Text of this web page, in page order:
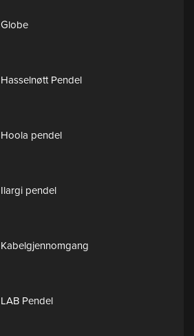
Globe
Hasselnøtt Pendel
Hoola pendel
Ilargi pendel
Kabelgjennomgang
LAB Pendel